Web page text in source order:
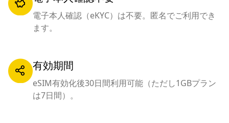
電子本人確認（eKYC）は不要。匿名でご利用でき
ます。
有効期間
eSIM有効化後30日間利用可能（ただし1GBプラン
は7日間）。